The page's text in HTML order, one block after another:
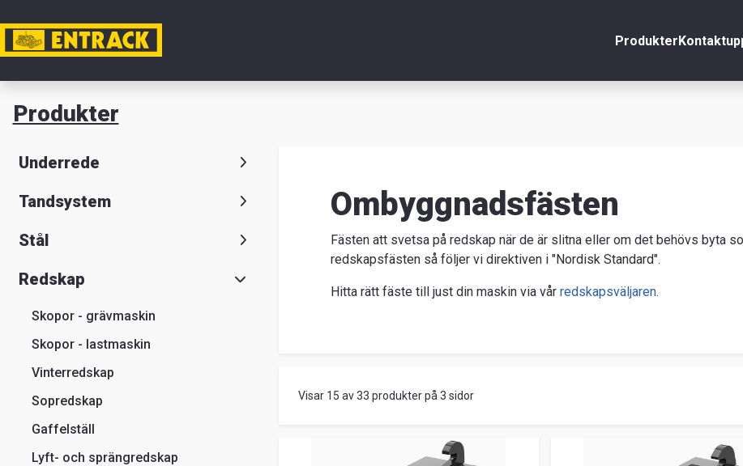
Produkter
Mitt konto Stäng
Kontaktuppgifter
Entrack
Produkter
Underrede
Tandsystem
Stål
Redskap
Skopor - grävmaskin
Skopor - lastmaskin
Vinterredskap
Sopredskap
Gaffelställ
Lyft- och sprängredskap
Ombyggnadsfästen
Fästen att svetsa på redskap när de är slitna eller om det behövs byta
redskapsfästen så följer vi direktiven i "Nordisk Standard".
Hitta rätt fäste till just din maskin via vår redskapsväljaren.
Visar 15 av 33 produkter på 3 sidor